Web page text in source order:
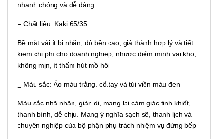
nhanh chóng và dễ dàng
– Chất liệu: Kaki 65/35
Bề mặt vải ít bị nhăn, độ bền cao, giá thành hợp lý và tiết
kiệm chi phí cho doanh nghiệp, nhược điểm mình vải khô,
không mịn, ít thấm hút mồ hôi
_ Màu sắc: Áo màu trắng, cổ,tay và túi viền màu đen
Màu sắc nhã nhặn, giản dị, mang lại cảm giác tinh khiết,
thanh bình, dễ chịu. Mang ý nghĩa sạch sẽ, thanh lịch và
chuyên nghiệp của bộ phận phụ trách nhiệm vụ đứng bếp